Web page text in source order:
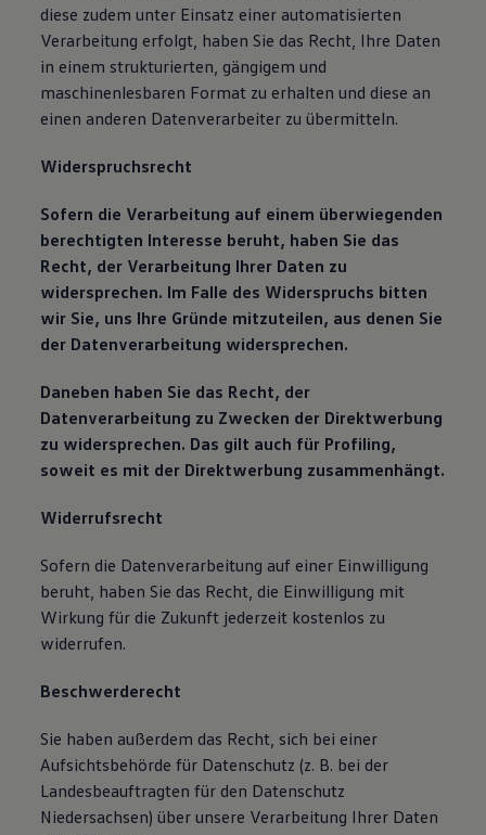
diese zudem unter Einsatz einer automatisierten
Verarbeitung erfolgt, haben Sie das Recht, Ihre Daten
in einem strukturierten, gängigem und
maschinenlesbaren Format zu erhalten und diese an
einen anderen Datenverarbeiter zu übermitteln.
Widerspruchsrecht
Sofern die Verarbeitung auf einem überwiegenden
berechtigten Interesse beruht, haben Sie das
Recht, der Verarbeitung Ihrer Daten zu
widersprechen. Im Falle des Widerspruchs bitten
wir Sie, uns Ihre Gründe mitzuteilen, aus denen Sie
der Datenverarbeitung widersprechen.
Daneben haben Sie das Recht, der
Datenverarbeitung zu Zwecken der Direktwerbung
zu widersprechen. Das gilt auch für Profiling,
soweit es mit der Direktwerbung zusammenhängt.
Widerrufsrecht
Sofern die Datenverarbeitung auf einer Einwilligung
beruht, haben Sie das Recht, die Einwilligung mit
Wirkung für die Zukunft jederzeit kostenlos zu
widerrufen.
Beschwerderecht
Sie haben außerdem das Recht, sich bei einer
Aufsichtsbehörde für Datenschutz (z. B. bei der
Landesbeauftragten für den Datenschutz
Niedersachsen) über unsere Verarbeitung Ihrer Daten